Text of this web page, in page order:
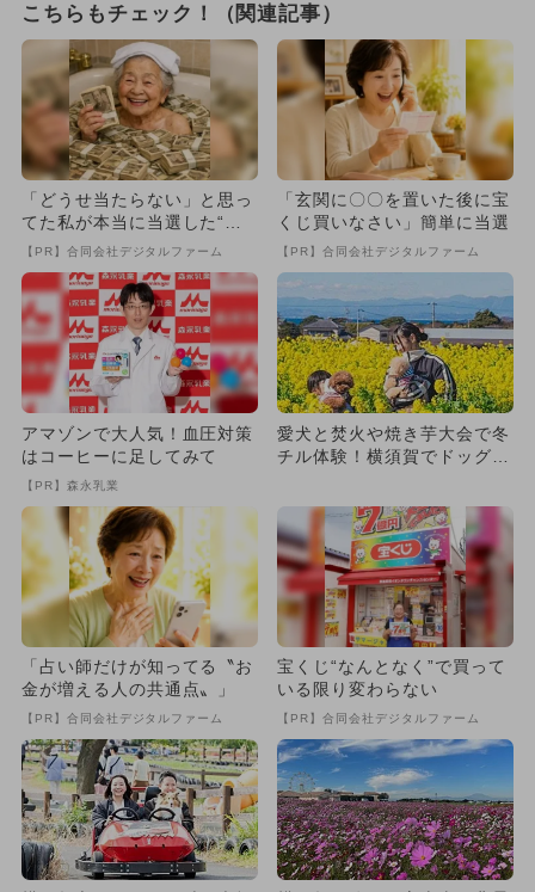
こちらもチェック！（関連記事）
「どうせ当たらない」と思っ
てた私が本当に当選した“買
い方”がこれ
【PR】合同会社デジタルファーム
「玄関に〇〇を置いた後に宝
くじ買いなさい」簡単に当選
【PR】合同会社デジタルファーム
アマゾンで大人気！血圧対策
はコーヒーに足してみて
【PR】森永乳業
愛犬と焚火や焼き芋大会で冬
チル体験！横須賀でドッグイ
「占い師だけが知ってる〝お
金が増える人の共通点〟」
【PR】合同会社デジタルファーム
宝くじ“なんとなく”で買って
いる限り変わらない
【PR】合同会社デジタルファーム